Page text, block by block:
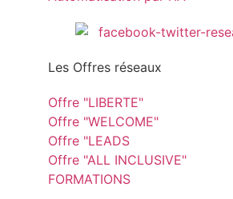
Les Offres réseaux
Offre "LIBERTE"
Offre "WELCOME"
Offre "LEADS
Offre "ALL INCLUSIVE"
FORMATIONS